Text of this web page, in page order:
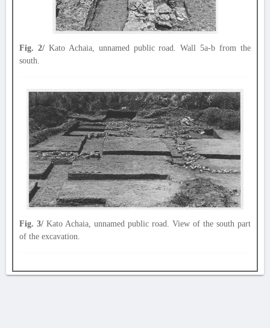
Fig. 2/Kato Achaia, unnamed public road. Wall 5a-b from the
south.
Fig. 3/ Kato Achaia, unnamed public road. View of the south part
of the excavation.